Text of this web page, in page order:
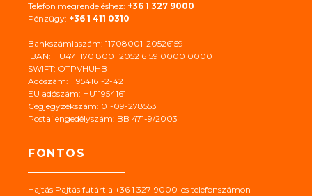
Telefon megrendeléshez: +36 1 327 9000
Pénzügy: +36 1 411 0310
Bankszámlaszám: 11708001-20526159
IBAN: HU47 1170 8001 2052 6159 0000 0000
SWIFT: OTPVHUHB
Adószám: 11954161-2-42
EU adószám: HU11954161
Cégjegyzékszám: 01-09-278553
Postai engedélyszám: BB 471-9/2003
FONTOS
Hajtás Pajtás futárt a +36 1 327-9000-es telefonszámon